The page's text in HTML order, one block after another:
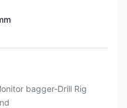
bagger-Drill Rig